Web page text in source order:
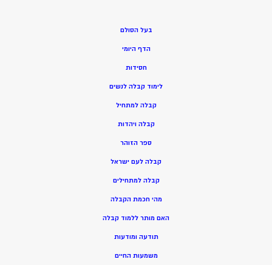
בעל הסולם
הדף היומי
חסידות
לימוד קבלה לנשים
קבלה למתחיל
קבלה ויהדות
ספר הזוהר
קבלה לעם ישראל
קבלה למתחילים
מהי חכמת הקבלה
האם מותר ללמוד קבלה
תודעה ומודעות
משמעות החיים